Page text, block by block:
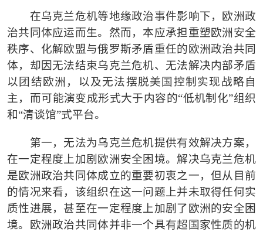
在乌克兰危机等地缘政治事件影响下，欧洲政
治共同体应运而生。然而，本应承担重塑欧洲安全
秩序、化解欧盟与俄罗斯矛盾重任的欧洲政治共同
体，却因无法结束乌克兰危机、无法解决内部矛盾
以团结欧洲，以及无法摆脱美国控制实现战略自
主，而可能演变成形式大于内容的“低机制化”组织
和“清谈馆”式平台。
第一，无法为乌克兰危机提供有效解决方案，
在一定程度上加剧欧洲安全困境。解决乌克兰危机
是欧洲政治共同体成立的重要初衷之一，但从目前
的情况来看，该组织在这一问题上并未取得任何实
质性进展，甚至在一定程度上加剧了欧洲的安全困
境。欧洲政治共同体并非一个具有超国家性质的机